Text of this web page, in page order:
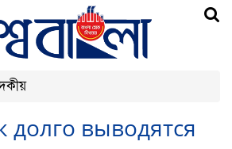
долго выводятся